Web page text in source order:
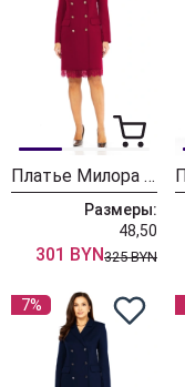
Платье Милора Стиль 1413 красный
Размеры:
48,50
301 BYN325 BYN
7%